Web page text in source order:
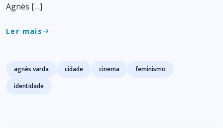
Agnès […]
Ler maiseast
Tags
agnès varda cidade cinema
feminismo
identidade